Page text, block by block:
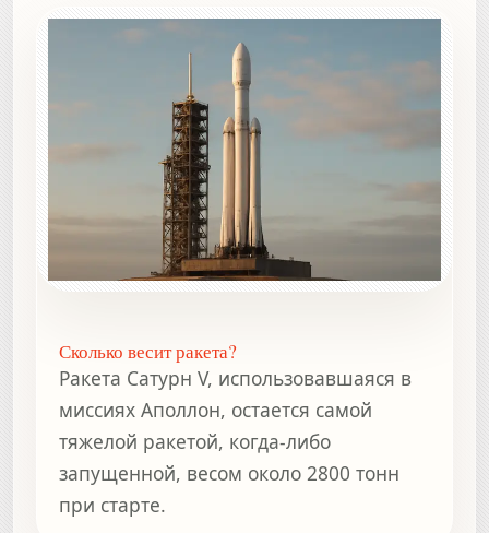
Сколько весит ракета?
Ракета Сатурн V, использовавшаяся в
миссиях Аполлон, остается самой
тяжелой ракетой, когда-либо
запущенной, весом около 2800 тонн
при старте.